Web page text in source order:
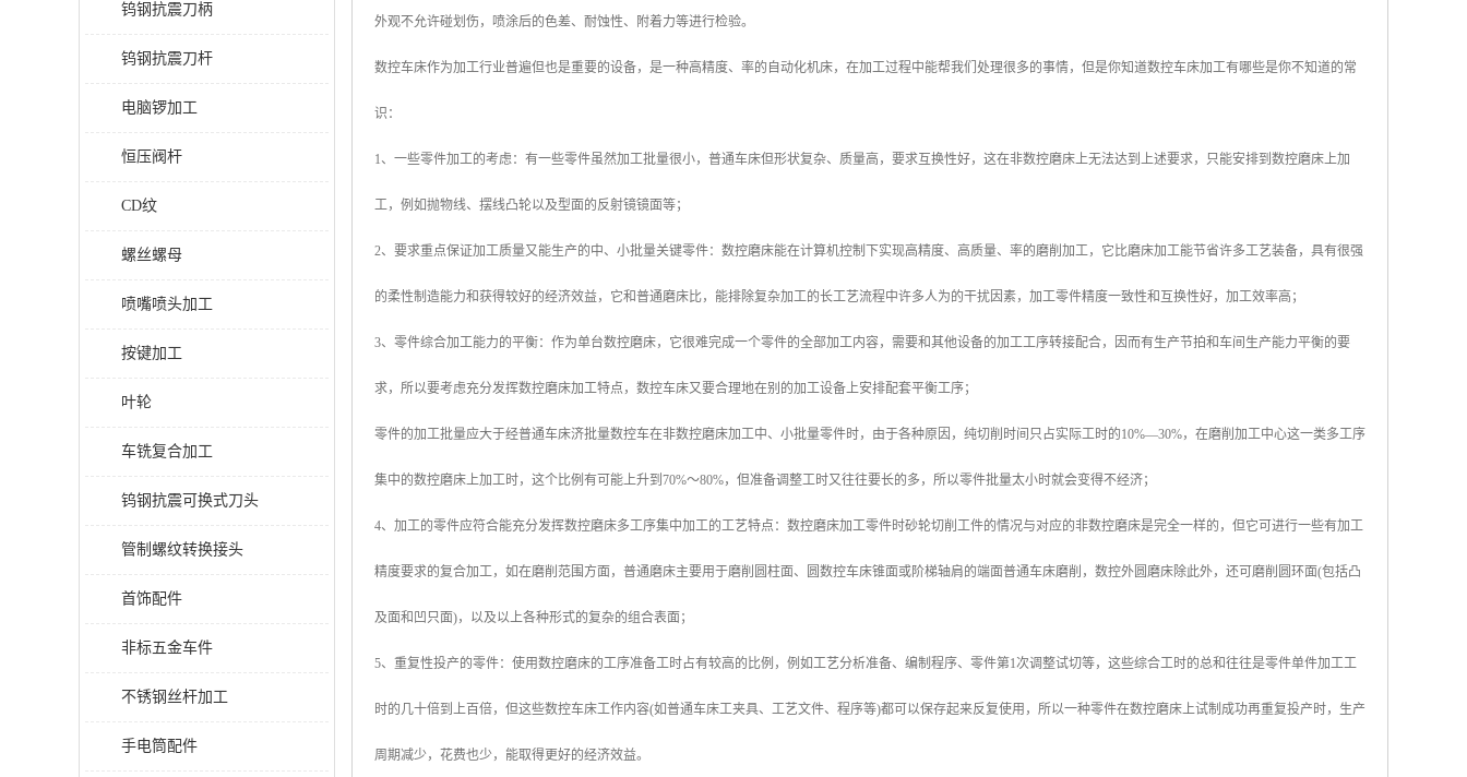
钨钢抗震刀柄
钨钢抗震刀杆
电脑锣加工
恒压阀杆
CD纹
螺丝螺母
喷嘴喷头加工
按键加工
叶轮
车铣复合加工
钨钢抗震可换式刀头
管制螺纹转换接头
首饰配件
非标五金车件
不锈钢丝杆加工
手电筒配件
外观不允许碰划伤，喷涂后的色差、耐蚀性、附着力等进行检验。
数控车床作为加工行业普遍但也是重要的设备，是一种高精度、率的自动化机床，在加工过程中能帮我们处理很多的事情，但是你知道数控车床加工有哪些是你不知道的常
识：
1、一些零件加工的考虑：有一些零件虽然加工批量很小，普通车床但形状复杂、质量高，要求互换性好，这在非数控磨床上无法达到上述要求，只能安排到数控磨床上加
工，例如抛物线、摆线凸轮以及型面的反射镜镜面等；
2、要求重点保证加工质量又能生产的中、小批量关键零件：数控磨床能在计算机控制下实现高精度、高质量、率的磨削加工，它比磨床加工能节省许多工艺装备，具有很强
的柔性制造能力和获得较好的经济效益，它和普通磨床比，能排除复杂加工的长工艺流程中许多人为的干扰因素，加工零件精度一致性和互换性好，加工效率高；
3、零件综合加工能力的平衡：作为单台数控磨床，它很难完成一个零件的全部加工内容，需要和其他设备的加工工序转接配合，因而有生产节拍和车间生产能力平衡的要
求，所以要考虑充分发挥数控磨床加工特点，数控车床又要合理地在别的加工设备上安排配套平衡工序；
零件的加工批量应大于经普通车床济批量数控车在非数控磨床加工中、小批量零件时，由于各种原因，纯切削时间只占实际工时的10%—30%，在磨削加工中心这一类多工序
集中的数控磨床上加工时，这个比例有可能上升到70%～80%，但准备调整工时又往往要长的多，所以零件批量太小时就会变得不经济；
4、加工的零件应符合能充分发挥数控磨床多工序集中加工的工艺特点：数控磨床加工零件时砂轮切削工件的情况与对应的非数控磨床是完全一样的，但它可进行一些有加工
精度要求的复合加工，如在磨削范围方面，普通磨床主要用于磨削圆柱面、圆数控车床锥面或阶梯轴肩的端面普通车床磨削，数控外圆磨床除此外，还可磨削圆环面(包括凸
及面和凹只面)，以及以上各种形式的复杂的组合表面；
5、重复性投产的零件：使用数控磨床的工序准备工时占有较高的比例，例如工艺分析准备、编制程序、零件第1次调整试切等，这些综合工时的总和往往是零件单件加工工
时的几十倍到上百倍，但这些数控车床工作内容(如普通车床工夹具、工艺文件、程序等)都可以保存起来反复使用，所以一种零件在数控磨床上试制成功再重复投产时，生产
周期减少，花费也少，能取得更好的经济效益。